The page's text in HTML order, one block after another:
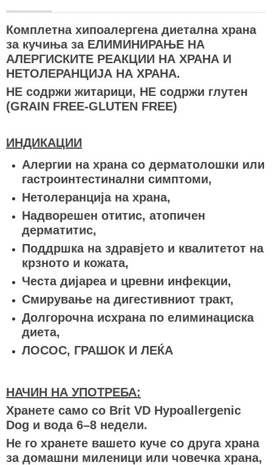
Комплетна хипоалергена диетална храна
за кучиња за ЕЛИМИНИРАЊЕ НА
АЛЕРГИСКИТЕ РЕАКЦИИ НА ХРАНА И
НЕТОЛЕРАНЦИЈА НА ХРАНА.
НE содржи житарици, НЕ содржи глутен
(GRAIN FREE-GLUTEN FREE)
ИНДИКАЦИИ
Алергии на храна со дерматолошки или
гастроинтестинални симптоми,
Нетолеранција на храна,
Надворешен отитис, атопичен
дерматитис,
Поддршка на здравјето и квалитетот на
крзното и кожата,
Честа дијареа и цревни инфекции,
Смирување на дигестивниот тракт,
Долгорочна исхрана по елиминациска
диета,
ЛОСОС, ГРАШОК И ЛЕЌА
НАЧИН НА УПОТРЕБА:
Хранете само со Brit VD Hypoallergenic
Dog и вода 6–8 недели.
Не го хранете вашето куче со друга храна
за домашни миленици или човечка храна,